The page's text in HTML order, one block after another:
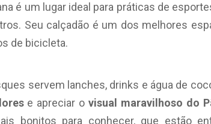
é um lugar ideal para práticas de
Seu calçadão é um dos melhores
de bicicleta.
servem lanches, drinks e água de
e apreciar ovisual maravilhoso do
bonitos para conhecer, que estão